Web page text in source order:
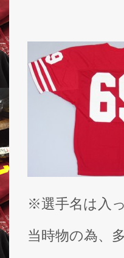
※選手名は入
当時物の為、